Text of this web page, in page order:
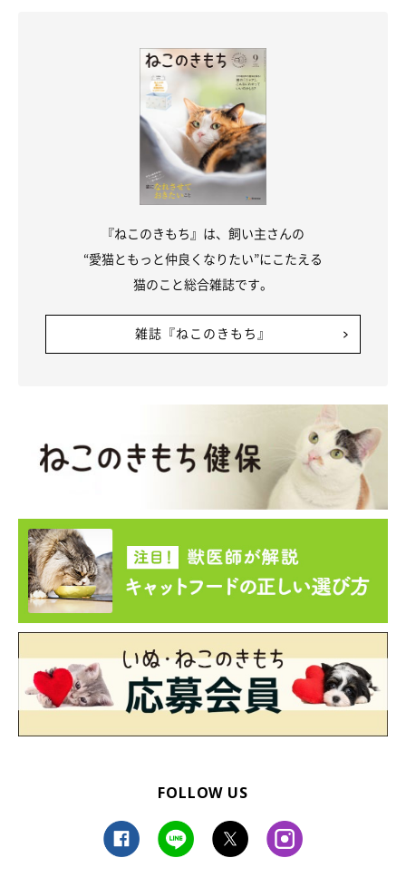
『ねこのきもち』は、飼い主さんの
“愛猫ともっと仲良くなりたい”にこたえる
猫のこと総合雑誌です。
雑誌『ねこのきもち』
FOLLOW US